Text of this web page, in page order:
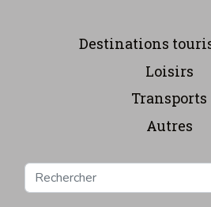
Destinations
Loisirs
Transports
Autres